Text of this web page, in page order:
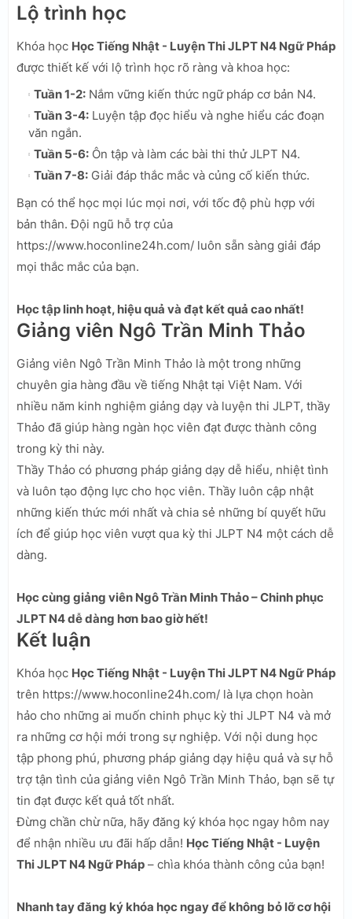
Lộ trình học
Khóa học Học Tiếng Nhật - Luyện Thi JLPT N4 Ngữ Pháp
được thiết kế với lộ trình học rõ ràng và khoa học:
Tuần 1-2: Nắm vững kiến thức ngữ pháp cơ bản N4.
Tuần 3-4: Luyện tập đọc hiểu và nghe hiểu các đoạn
văn ngắn.
Tuần 5-6: Ôn tập và làm các bài thi thử JLPT N4.
Tuần 7-8: Giải đáp thắc mắc và củng cố kiến thức.
Bạn có thể học mọi lúc mọi nơi, với tốc độ phù hợp với
bản thân. Đội ngũ hỗ trợ của
https://www.hoconline24h.com/ luôn sẵn sàng giải đáp
mọi thắc mắc của bạn.
Học tập linh hoạt, hiệu quả và đạt kết quả cao nhất!
Giảng viên Ngô Trần Minh Thảo
Giảng viên Ngô Trần Minh Thảo là một trong những
chuyên gia hàng đầu về tiếng Nhật tại Việt Nam. Với
nhiều năm kinh nghiệm giảng dạy và luyện thi JLPT, thầy
Thảo đã giúp hàng ngàn học viên đạt được thành công
trong kỳ thi này.
Thầy Thảo có phương pháp giảng dạy dễ hiểu, nhiệt tình
và luôn tạo động lực cho học viên. Thầy luôn cập nhật
những kiến thức mới nhất và chia sẻ những bí quyết hữu
ích để giúp học viên vượt qua kỳ thi JLPT N4 một cách dễ
dàng.
Học cùng giảng viên Ngô Trần Minh Thảo – Chinh phục
JLPT N4 dễ dàng hơn bao giờ hết!
Kết luận
Khóa học Học Tiếng Nhật - Luyện Thi JLPT N4 Ngữ Pháp
trên https://www.hoconline24h.com/ là lựa chọn hoàn
hảo cho những ai muốn chinh phục kỳ thi JLPT N4 và mở
ra những cơ hội mới trong sự nghiệp. Với nội dung học
tập phong phú, phương pháp giảng dạy hiệu quả và sự hỗ
trợ tận tình của giảng viên Ngô Trần Minh Thảo, bạn sẽ tự
tin đạt được kết quả tốt nhất.
Đừng chần chừ nữa, hãy đăng ký khóa học ngay hôm nay
để nhận nhiều ưu đãi hấp dẫn! Học Tiếng Nhật - Luyện
Thi JLPT N4 Ngữ Pháp – chìa khóa thành công của bạn!
Nhanh tay đăng ký khóa học ngay để không bỏ lỡ cơ hội